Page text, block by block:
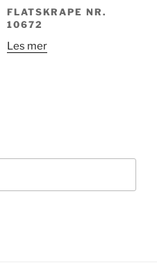
FLATSKRAPE NR.
10672
Les mer